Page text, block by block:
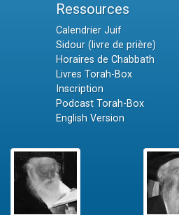
Ressources
Calendrier Juif
Sidour (livre de prière)
Horaires de Chabbath
Livres Torah-Box
Inscription
Podcast Torah-Box
English Version